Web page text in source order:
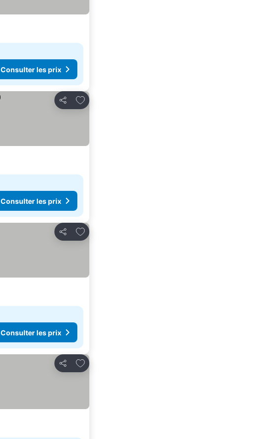
Consulter les prix
Partager
Ajouter à mes favoris
Consulter les prix
Partager
Ajouter à mes favoris
Consulter les prix
Partager
Ajouter à mes favoris